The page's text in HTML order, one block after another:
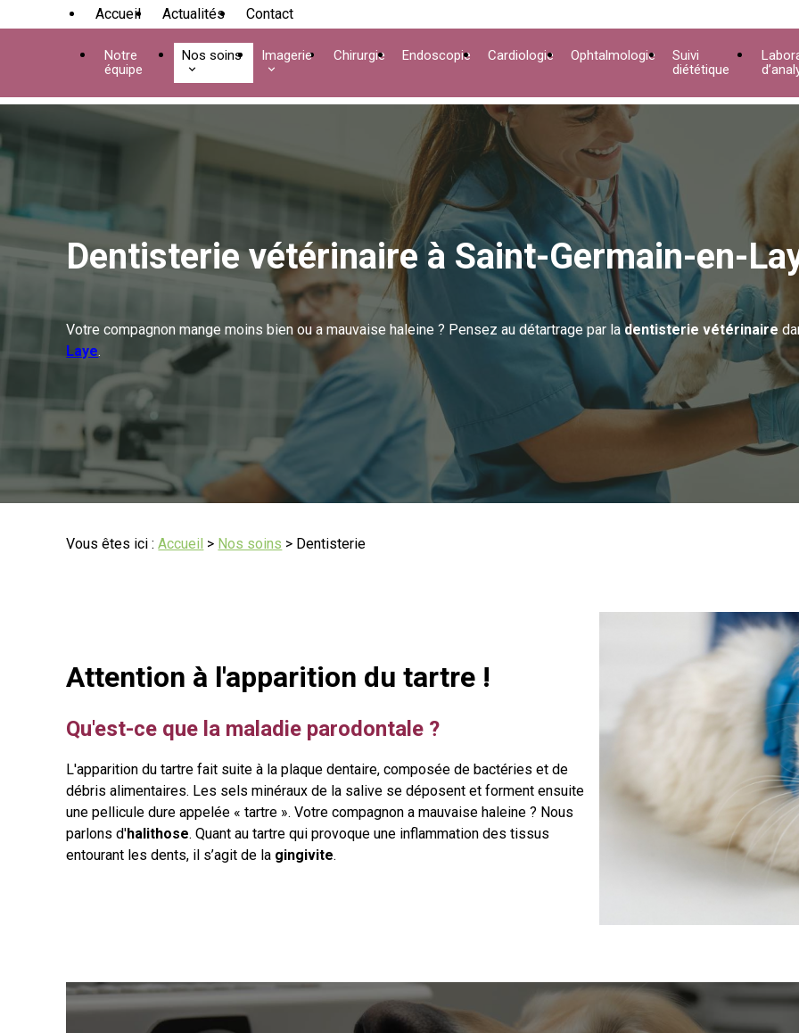
Accueil Actualités Contact
Notre
équipe
Nos soins Imagerie Chirurgie Endoscopie Cardiologie Ophtalmologie
Suivi
diététique
Dentisterie vétérinaire à Saint-Germain-en-
Votre compagnon mange moins bien ou a mauvaise haleine ? Pensez au détartrage par ladentisterie vétérinaire
Laye.
Vous êtes ici : Accueil > Nos soins > Dentisterie
Attention à l'apparition du tartre !
Qu'est-ce que la maladie parodontale ?
L'apparition du tartre fait suite à la plaque dentaire, composée de bactéries et de
débris alimentaires. Les sels minéraux de la salive se déposent et forment ensuite
une pellicule dure appelée « tartre ». Votre compagnon a mauvaise haleine ? Nous
parlons d'halithose. Quant au tartre qui provoque une inflammation des tissus
entourant les dents, il s’agit de la gingivite.
Panneau de gestion des cookies